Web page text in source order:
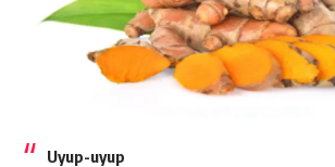
Uyup-uyup